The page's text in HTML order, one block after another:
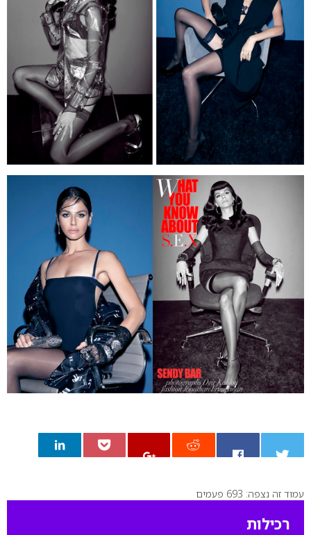
0
עמוד זה נצפה: 693 פעמים
רכילות